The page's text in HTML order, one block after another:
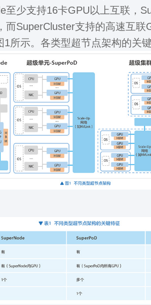
至少支持16卡GPU以上互联，
而SuperCluster支持的高速互联
1所示。各类型超节点架构的关